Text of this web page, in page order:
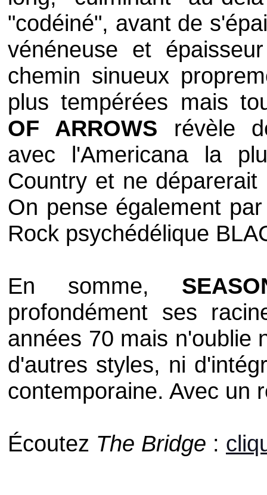
"codéiné", avant de
vénéneuse et
chemin sinueux
plus tempérées mais
OF ARROWS révèle
avec l'Americana la
Country et ne
On pense également
Rock psychédélique
En somme,
profondément ses
années 70 mais n'oublie
d'autres styles, ni
contemporaine. Avec un
Écoutez The Bridge :